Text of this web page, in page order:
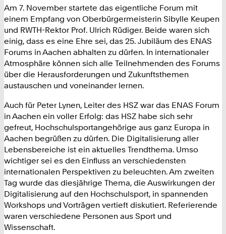
Am 7. November startete das eigentliche Forum mit
einem Empfang von Oberbürgermeisterin Sibylle Keupen
und RWTH-Rektor Prof. Ulrich Rüdiger. Beide waren sich
einig, dass es eine Ehre sei, das 25. Jubiläum des ENAS
Forums in Aachen abhalten zu dürfen. In internationaler
Atmosphäre können sich alle Teilnehmenden des Forums
über die Herausforderungen und Zukunftsthemen
austauschen und voneinander lernen.
Auch für Peter Lynen, Leiter des HSZ war das ENAS Forum
in Aachen ein voller Erfolg: das HSZ habe sich sehr
gefreut, Hochschulsportangehörige aus ganz Europa in
Aachen begrüßen zu dürfen. Die Digitalisierung aller
Lebensbereiche ist ein aktuelles Trendthema. Umso
wichtiger sei es den Einfluss an verschiedensten
internationalen Perspektiven zu beleuchten. Am zweiten
Tag wurde das diesjährige Thema, die Auswirkungen der
Digitalisierung auf den Hochschulsport, in spannenden
Workshops und Vorträgen vertieft diskutiert. Referierende
waren verschiedene Personen aus Sport und
Wissenschaft.